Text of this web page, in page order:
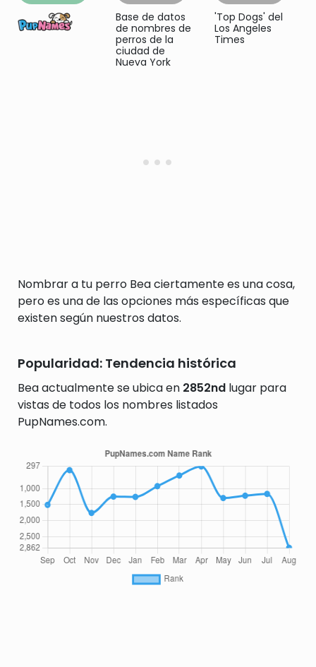
Base de datos
de nombres de
perros de la
ciudad de
Nueva York
'Top Dogs' del
Los Angeles
Times
Nombrar a tu perro Bea ciertamente es una cosa,
pero es una de las opciones más específicas que
existen según nuestros datos.
Popularidad: Tendencia histórica
Bea actualmente se ubica en 2852nd lugar para
vistas de todos los nombres listados
PupNames.com.